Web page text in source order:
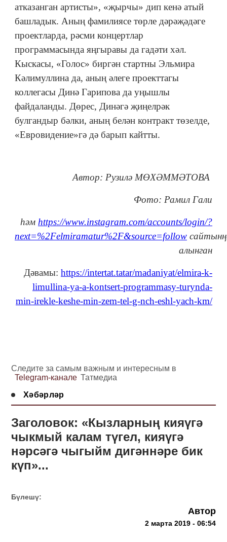
атказанган артисты», «җырчы» дип кенә атый
башладык. Аның фамилиясе төрле дәрәҗәдәге
проектларда, рәсми концертлар
программасында яңгыравы да гадәти хәл.
Кыскасы, «Голос» биргән стартны Эльмира
Кәлимуллина да, аның әлеге проекттагы
коллегасы Динә Гарипова да уңышлы
файдаланды. Дөрес, Динәгә җиңелрәк
булгандыр бәлки, аның белән контракт төзелде,
«Евровидение»гә дә барып кайтты.
Автор: Рузилә МӨХӘММӘТОВА
Фото: Рамил Гали
һәм https://www.instagram.com/accounts/login/?
next=%2Felmiramatur%2F&source=follow
алынган
Дәвамы: https://intertat.tatar/madaniyat/elmira-k-
limullina-ya-a-kontsert-programmasy-turynda-
min-irekle-keshe-min-zem-tel-g-nch-eshl-yach-km/
Следите за самым важным и интересным в
Telegram-канале Татмедиа
Хәбәрләр
Заголовок: «Кызларның кияүгә
чыкмый калам түгел, кияүгә
нәрсәгә чыгыйм дигәннәре бик
күп»...
Бүлешү:
Автор
2 марта 2019 - 06:54